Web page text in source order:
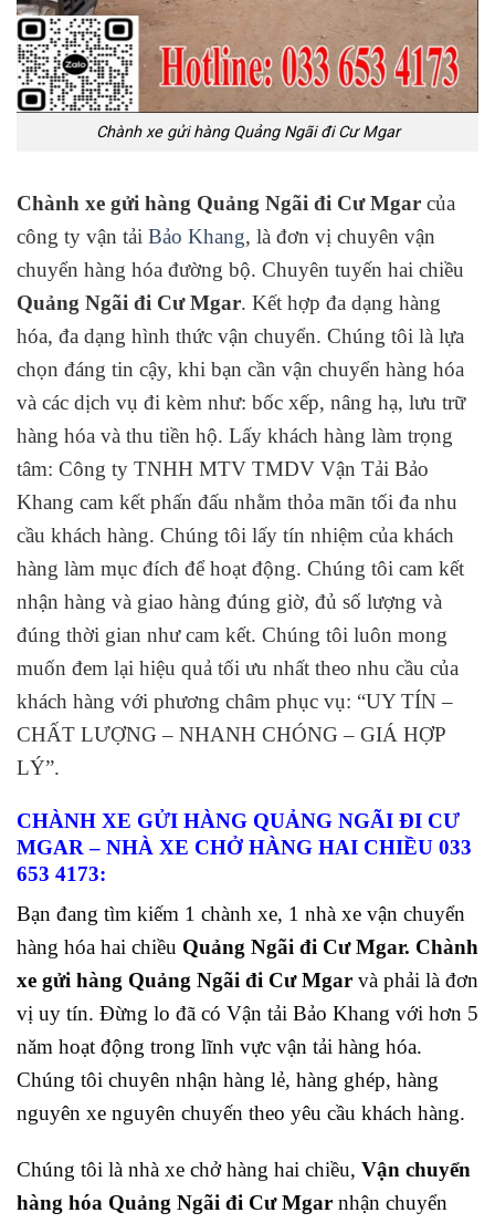
Chành xe gửi hàng Quảng Ngãi đi Cư Mgar
Chành xe gửi hàng Quảng Ngãi đi Cư Mgar của
công ty vận tải Bảo Khang, là đơn vị chuyên vận
chuyển hàng hóa đường bộ. Chuyên tuyến hai chiều
Quảng Ngãi đi Cư Mgar. Kết hợp đa dạng hàng
hóa, đa dạng hình thức vận chuyển. Chúng tôi là lựa
chọn đáng tin cậy, khi bạn cần vận chuyển hàng hóa
và các dịch vụ đi kèm như: bốc xếp, nâng hạ, lưu trữ
hàng hóa và thu tiền hộ. Lấy khách hàng làm trọng
tâm: Công ty TNHH MTV TMDV Vận Tải Bảo
Khang cam kết phấn đấu nhằm thỏa mãn tối đa nhu
cầu khách hàng. Chúng tôi lấy tín nhiệm của khách
hàng làm mục đích để hoạt động. Chúng tôi cam kết
nhận hàng và giao hàng đúng giờ, đủ số lượng và
đúng thời gian như cam kết. Chúng tôi luôn mong
muốn đem lại hiệu quả tối ưu nhất theo nhu cầu của
khách hàng với phương châm phục vụ: “UY TÍN –
CHẤT LƯỢNG – NHANH CHÓNG – GIÁ HỢP
LÝ”.
CHÀNH XE GỬI HÀNG QUẢNG NGÃI ĐI CƯ
MGAR – NHÀ XE CHỞ HÀNG HAI CHIỀU 033
653 4173:
Bạn đang tìm kiếm 1 chành xe, 1 nhà xe vận chuyển
hàng hóa hai chiều Quảng Ngãi đi Cư Mgar. Chành
xe gửi hàng Quảng Ngãi đi Cư Mgar và phải là đơn
vị uy tín. Đừng lo đã có Vận tải Bảo Khang với hơn 5
năm hoạt động trong lĩnh vực vận tải hàng hóa.
Chúng tôi chuyên nhận hàng lẻ, hàng ghép, hàng
nguyên xe nguyên chuyến theo yêu cầu khách hàng.
Chúng tôi là nhà xe chở hàng hai chiều, Vận chuyển
hàng hóa Quảng Ngãi đi Cư Mgar nhận chuyển